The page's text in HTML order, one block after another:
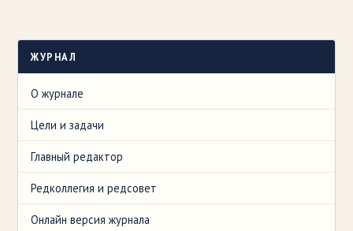
ЖУРНАЛ
О журнале
Цели и задачи
Главный редактор
Редколлегия и редсовет
Онлайн версия журнала